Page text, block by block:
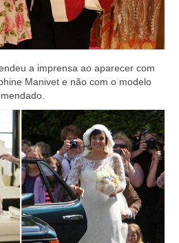
a imprensa ao aparecer com
Manivet e não com o modelo